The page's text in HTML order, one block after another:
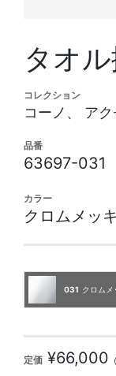
タオ
コレクション
コーノ、 ア
品番
63697-031
カラー
クロムメッキ
031 クロムメ
定価 ¥66,000